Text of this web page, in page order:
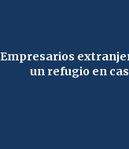
Empresarios
un refugio en